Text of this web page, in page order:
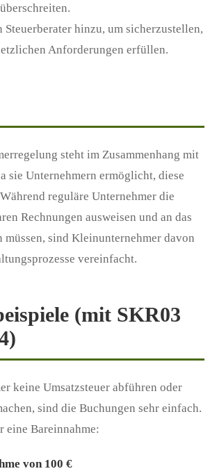
Steuerberater hinzu, um sicherzustellen,
Anforderungen erfüllen.
steht im Zusammenhang mit
sie Unternehmern ermöglicht, diese
reguläre Unternehmer die
Rechnungen ausweisen und an das
müssen, sind Kleinunternehmer davon
vereinfacht.
(mit SKR03
keine Umsatzsteuer abführen oder
sind die Buchungen sehr einfach.
eine Bareinnahme:
von 100 €